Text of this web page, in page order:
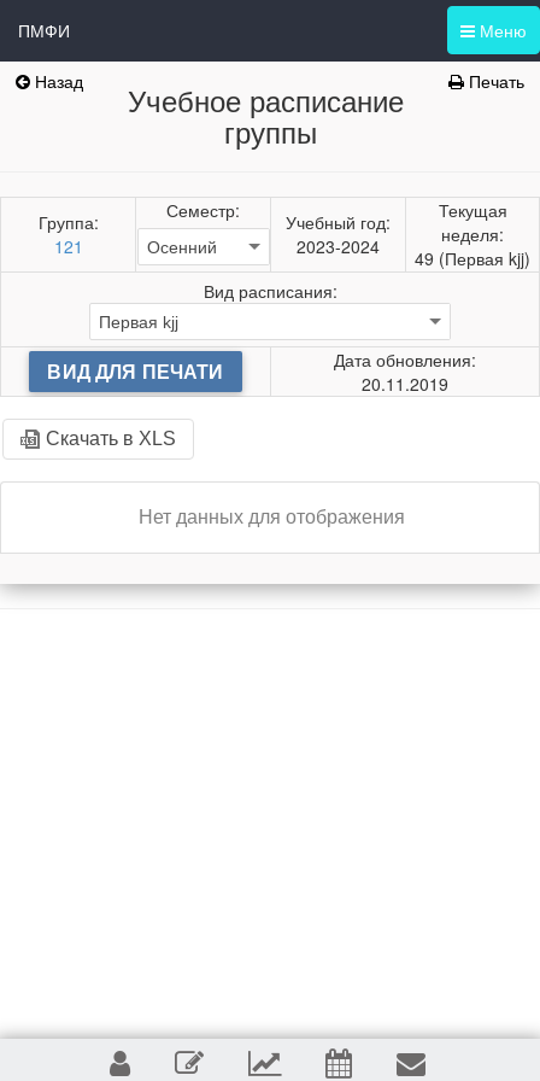
Меню
ПМФИ
Назад Печать
Учебное расписание
группы
Группа:
121
Семестр:
Учебный год:
2023-2024
Текущая
неделя:
49 (Первая kjj)
Вид расписания:
ВИД ДЛЯ ПЕЧАТИ
Дата обновления:
20.11.2019
Скачать в XLS
Нет данных для отображения